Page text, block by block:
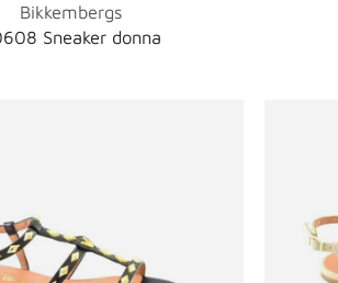
Bikkembergs
Sneaker donna